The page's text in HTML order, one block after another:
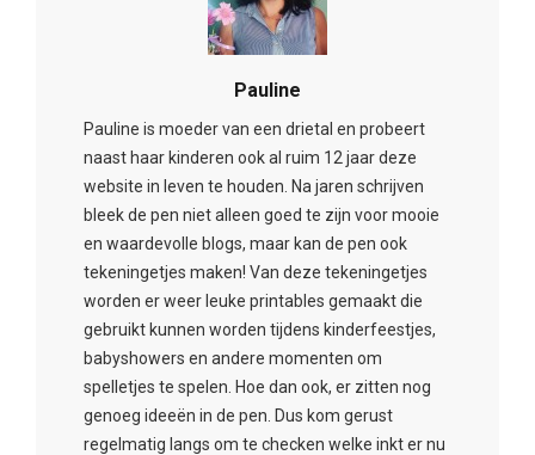
Pauline
Pauline is moeder van een drietal en probeert
naast haar kinderen ook al ruim 12 jaar deze
website in leven te houden. Na jaren schrijven
bleek de pen niet alleen goed te zijn voor mooie
en waardevolle blogs, maar kan de pen ook
tekeningetjes maken! Van deze tekeningetjes
worden er weer leuke printables gemaakt die
gebruikt kunnen worden tijdens kinderfeestjes,
babyshowers en andere momenten om
spelletjes te spelen. Hoe dan ook, er zitten nog
genoeg ideeën in de pen. Dus kom gerust
regelmatig langs om te checken welke inkt er nu